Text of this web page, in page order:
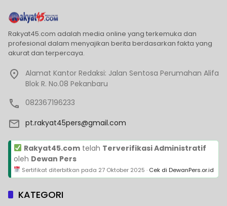
Rakyat45.com adalah media online yang terkemuka dan
profesional dalam menyajikan berita berdasarkan fakta yang
akurat dan terpercaya.
Alamat Kantor Redaksi: Jalan Sentosa Perumahan Alifa
Blok R. No.08 Pekanbaru
082367196233
pt.rakyat45pers@gmail.com
Rakyat45.comtelah Terverifikasi Administratif
oleh Dewan Pers
Sertifikat diterbitkan pada 27 Oktober 2025 · Cek di DewanPers.or.id
KATEGORI